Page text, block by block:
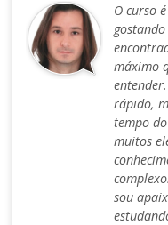
O curso
máximo
rápido,
tempo
muitos
sou